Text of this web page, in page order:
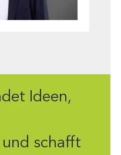
Ideen,
schafft